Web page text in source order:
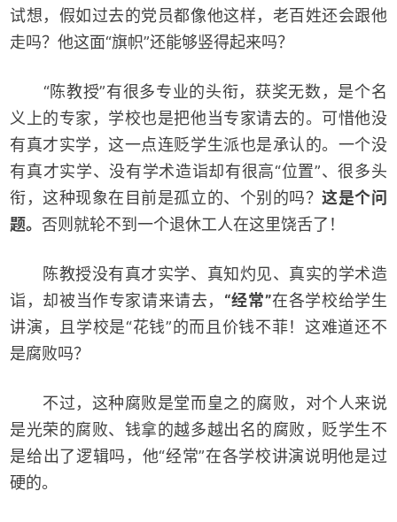
试想，假如过去的党员都像他这样，老百姓还会跟他
走吗？他这面“旗帜”还能够竖得起来吗？
“陈教授”有很多专业的头衔，获奖无数，是个名
义上的专家，学校也是把他当专家请去的。可惜他没
有真才实学，这一点连贬学生派也是承认的。一个没
有真才实学、没有学术造诣却有很高“位置”、很多头
衔，这种现象在目前是孤立的、个别的吗？这是个问
题。 否则就轮不到一个退休工人在这里饶舌了！
陈教授没有真才实学、真知灼见、真实的学术造
诣，却被当作专家请来请去， “经常”在各学校给学生
讲演，且学校是“花钱”的而且价钱不菲！这难道还不
是腐败吗？
不过，这种腐败是堂而皇之的腐败，对个人来说
是光荣的腐败、钱拿的越多越出名的腐败，贬学生不
是给出了逻辑吗，他“经常”在各学校讲演说明他是过
硬的。